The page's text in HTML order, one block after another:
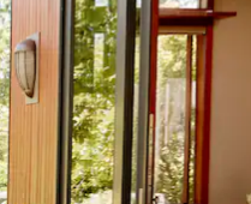
prekur ose duke lëvizur